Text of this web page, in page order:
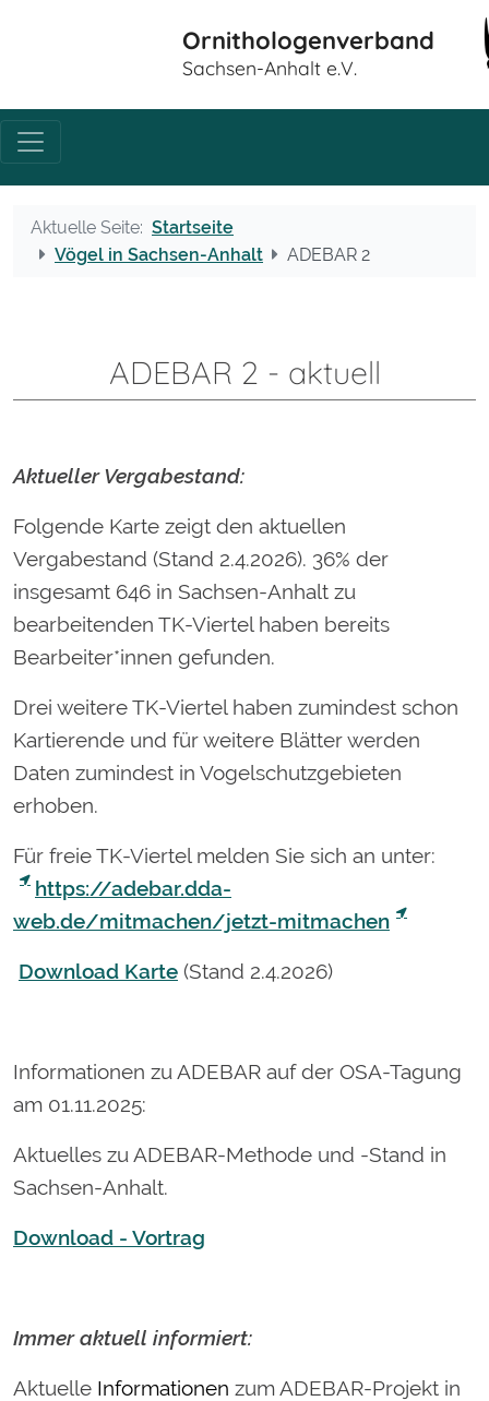
Ornithologenverband
Sachsen-Anhalt e.V.
Aktuelle Seite: Startseite
Vögel in Sachsen-Anhalt
ADEBAR 2
ADEBAR 2 - aktuell
Aktueller Vergabestand:
Folgende Karte zeigt den aktuellen
Vergabestand (Stand 2.4.2026). 36% der
insgesamt 646 in Sachsen-Anhalt zu
bearbeitenden TK-Viertel haben bereits
Bearbeiter*innen gefunden.
Drei weitere TK-Viertel haben zumindest schon
Kartierende und für weitere Blätter werden
Daten zumindest in Vogelschutzgebieten
erhoben.
Für freie TK-Viertel melden Sie sich an unter:
https://adebar.dda-
web.de/mitmachen/jetzt-mitmachen
Download Karte (Stand 2.4.2026)
Informationen zu ADEBAR auf der OSA-Tagung
am 01.11.2025:
Aktuelles zu ADEBAR-Methode und -Stand in
Sachsen-Anhalt.
Download - Vortrag
Immer aktuell informiert:
Aktuelle Informationen zum ADEBAR-Projekt in